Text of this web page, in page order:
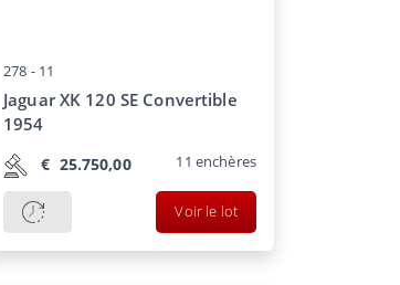
278 - 11
Jaguar XK 120 SE Convertible
1954
€ 25.750,00 11 enchères
Voir le lot